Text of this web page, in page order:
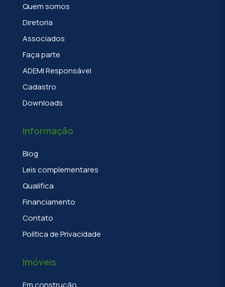
Quem somos
Diretoria
Associados
Faça parte
ADEMI Responsável
Cadastro
Downloads
Informação
Blog
Leis complementares
Qualifica
Financiamento
Contato
Política de Privacidade
Imóveis
Em construção